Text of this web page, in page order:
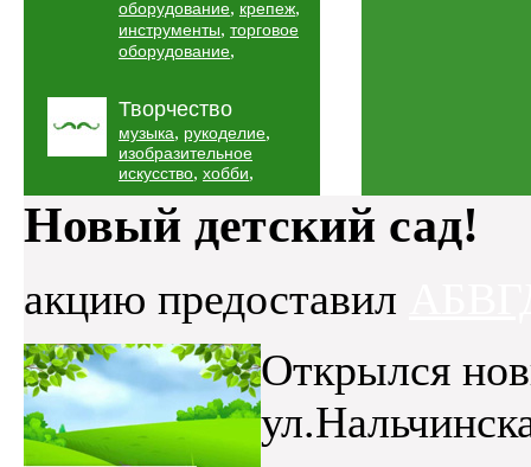
оборудование, крепеж,
инструменты, торговое
оборудование,
Творчество
музыка, рукоделие,
изобразительное
искусство, хобби,
Новый детский сад!
акцию предоставил
Открылся